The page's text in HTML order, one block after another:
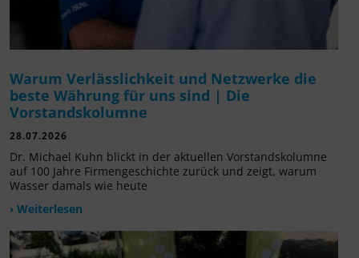
Warum Verlässlichkeit und Netzwerke die
beste Währung für uns sind | Die
Vorstandskolumne
28.07.2026
Dr. Michael Kuhn blickt in der aktuellen Vorstandskolumne
auf 100 Jahre Firmengeschichte zurück und zeigt, warum
Wasser damals wie heute
› Weiterlesen